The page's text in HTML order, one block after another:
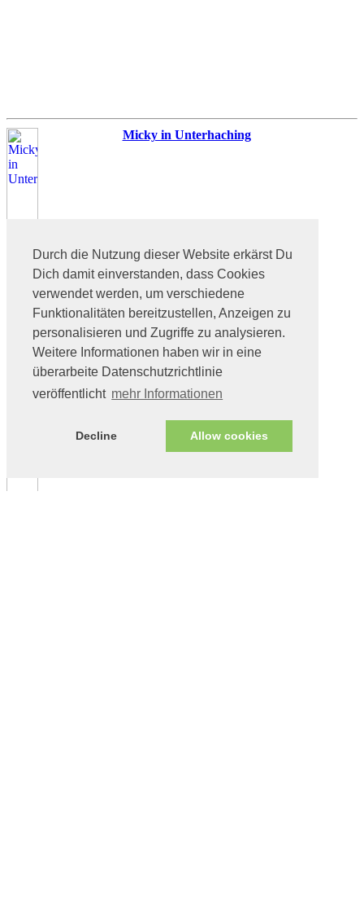
Durch die Nutzung dieser Website erkärst Du
Dich damit einverstanden, dass Cookies
verwendet werden, um verschiedene
Funktionalitäten bereitzustellen, Anzeigen zu
personalisieren und Zugriffe zu analysieren.
Weitere Informationen haben wir in eine
überarbeite Datenschutzrichtlinie
veröffentlicht mehr Informationen
Decline Allow cookies
Micky in Unterhaching